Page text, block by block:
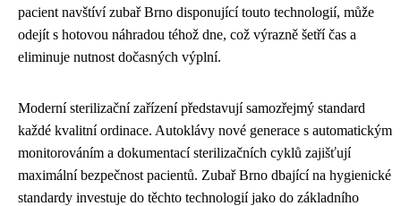
pacient navštíví zubař Brno disponující touto technologií, může
odejít s hotovou náhradou téhož dne, což výrazně šetří čas a
eliminuje nutnost dočasných výplní.
Moderní sterilizační zařízení představují samozřejmý standard
každé kvalitní ordinace. Autoklávy nové generace s automatickým
monitorováním a dokumentací sterilizačních cyklů zajišťují
maximální bezpečnost pacientů. Zubař Brno dbající na hygienické
standardy investuje do těchto technologií jako do základního